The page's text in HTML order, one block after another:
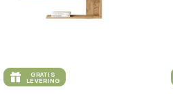
GRATIS
LEVERING